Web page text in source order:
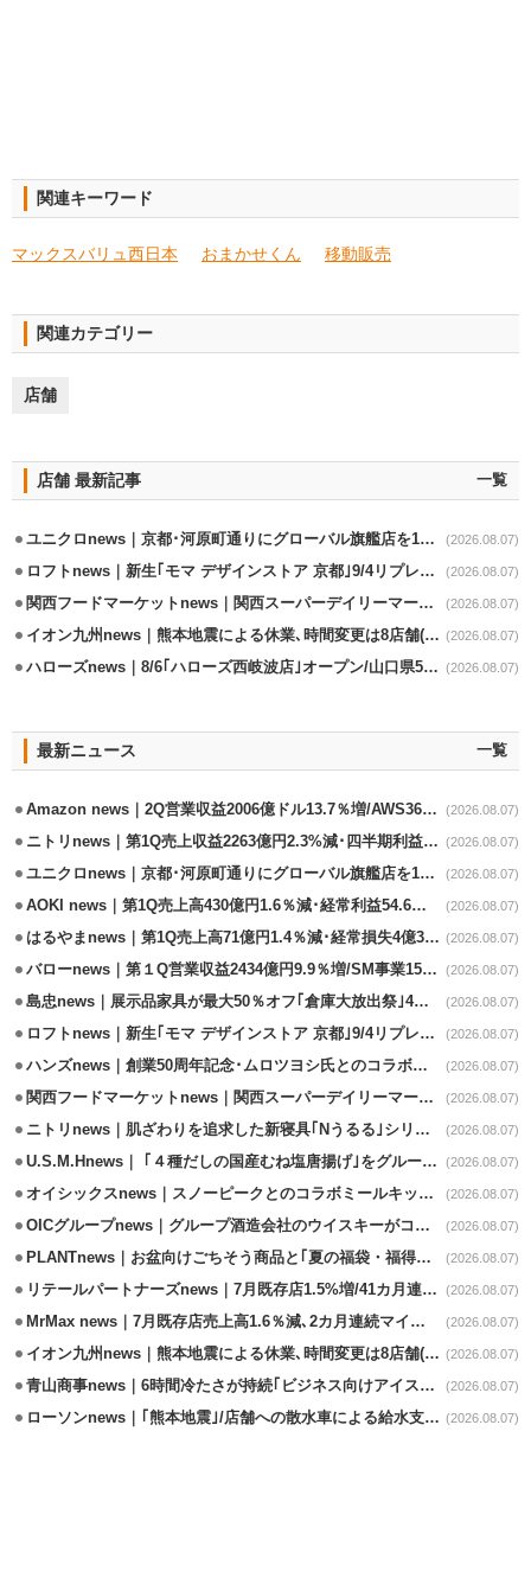
関連キーワード
マックスバリュ西日本 おまかせくん 移動販売
関連カテゴリー
店舗
店舗 最新記事 一覧
ユニクロnews｜京都･河原町通りにグローバル旗艦店を11/6開設 (2026.08.07)
ロフトnews｜新生｢モマ デザインストア 京都｣9/4リプレイスオープン (2026.08.07)
関西フードマーケットnews｜関西スーパーデイリーマート蒲生店8/7改装 (2026.08.07)
イオン九州news｜熊本地震による休業､時間変更は8店舗(8/7時点) (2026.08.07)
ハローズnews｜8/6｢ハローズ西岐波店｣オープン/山口県5店舗目 (2026.08.07)
最新ニュース 一覧
Amazon news｜2Q営業収益2006億ドル13.7％増/AWS36.8％％増が貢献 (2026.08.07)
ニトリnews｜第1Q売上収益2263億円2.3%減･四半期利益1.4％減 (2026.08.07)
ユニクロnews｜京都･河原町通りにグローバル旗艦店を11/6開設 (2026.08.07)
AOKI news｜第1Q売上高430億円1.6％減･経常利益54.6％減 (2026.08.07)
はるやまnews｜第1Q売上高71億円1.4％減･経常損失4億3800万円 (2026.08.07)
バローnews｜第１Q営業収益2434億円9.9％増/SM事業15.5％増と絶好調 (2026.08.07)
島忠news｜展示品家具が最大50％オフ｢倉庫大放出祭｣4店舗限定で開催 (2026.08.07)
ロフトnews｜新生｢モマ デザインストア 京都｣9/4リプレイスオープン (2026.08.07)
ハンズnews｜創業50周年記念･ムロツヨシ氏とのコラボ企画｢ムロハンズ｣開催 (2026.08.07)
関西フードマーケットnews｜関西スーパーデイリーマート蒲生店8/7改装 (2026.08.07)
ニトリnews｜肌ざわりを追求した新寝具｢Nうるる｣シリーズを発売 (2026.08.07)
U.S.M.Hnews｜ ｢４種だしの国産むね塩唐揚げ｣をグループ610店で共同販促 (2026.08.07)
オイシックスnews｜スノーピークとのコラボミールキット8/13発売 (2026.08.07)
OICグループnews｜グループ酒造会社のウイスキーがコンペティション受賞 (2026.08.07)
PLANTnews｜お盆向けごちそう商品と｢夏の福袋・福得カート｣8/8から開催 (2026.08.07)
リテールパートナーズnews｜7月既存店1.5%増/41カ月連続増 (2026.08.07)
MrMax news｜7月既存店売上高1.6％減､2カ月連続マイナス (2026.08.07)
イオン九州news｜熊本地震による休業､時間変更は8店舗(8/7時点) (2026.08.07)
青山商事news｜6時間冷たさが持続｢ビジネス向けアイスベスト｣発売 (2026.08.07)
ローソンnews｜｢熊本地震｣/店舗への散水車による給水支援を開始 (2026.08.07)